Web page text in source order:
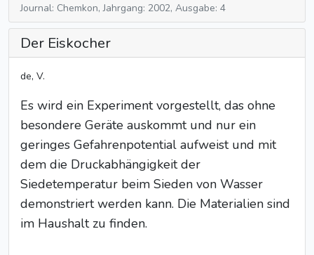
Journal: Chemkon, Jahrgang: 2002, Ausgabe: 4
Der Eiskocher
de, V.
Es wird ein Experiment vorgestellt, das ohne
besondere Geräte auskommt und nur ein
geringes Gefahrenpotential aufweist und mit
dem die Druckabhängigkeit der
Siedetemperatur beim Sieden von Wasser
demonstriert werden kann. Die Materialien sind
im Haushalt zu finden.